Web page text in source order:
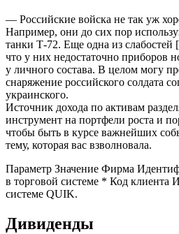
— Российские войска не так уж
Например, они до сих пор
танки Т-72. Еще одна из слабостей
что у них недостаточно приборов
у личного состава. В целом могу
снаряжение российского солдата
украинского.
Источник дохода по активам
инструмент на портфели роста и
чтобы быть в курсе важнейших
тему, которая вас взволновала.
Параметр Значение Фирма
в торговой системе * Код клиента
системе QUIK.
Дивиденды